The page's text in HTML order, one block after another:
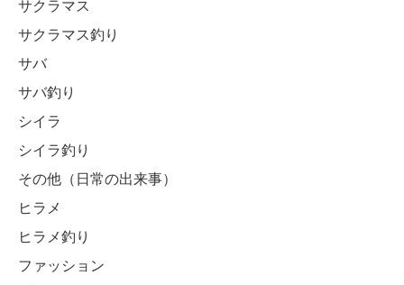
サクラマス
サクラマス釣り
サバ
サバ釣り
シイラ
シイラ釣り
その他（日常の出来事）
ヒラメ
ヒラメ釣り
ファッション